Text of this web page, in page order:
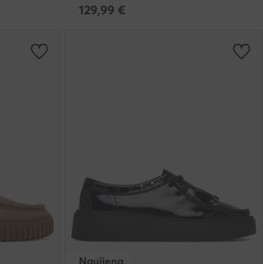
129,99 €
Naujiena